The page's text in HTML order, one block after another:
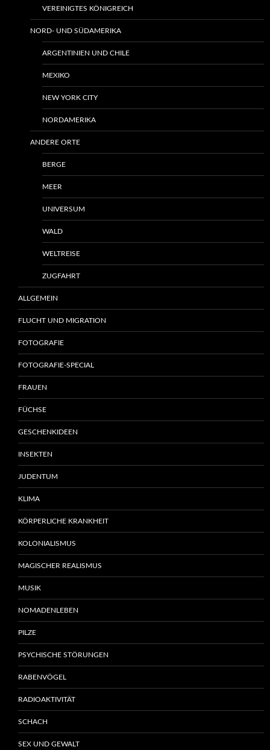
VEREINIGTES KÖNIGREICH
NORD- UND SÜDAMERIKA
ARGENTINIEN UND CHILE
MEXIKO
NEW YORK CITY
NORDAMERIKA
ANDERE ORTE
BERGE
MEER
UNIVERSUM
WALD
WELTREISE
ZUGFAHRT
ALLGEMEIN
FLUCHT UND MIGRATION
FOTOGRAFIE
FOTOGRAFIE-SPECIAL
FRAUEN
FÜCHSE
GESCHENKIDEEN
INSEKTEN
JUDENTUM
KLIMA
KÖRPERLICHE KRANKHEIT
KOLONIALISMUS
MAGISCHER REALISMUS
MUSIK
NOMADENLEBEN
PILZE
PSYCHISCHE STÖRUNGEN
RABENVÖGEL
RADIOAKTIVITÄT
SCHACH
SEX UND GEWALT